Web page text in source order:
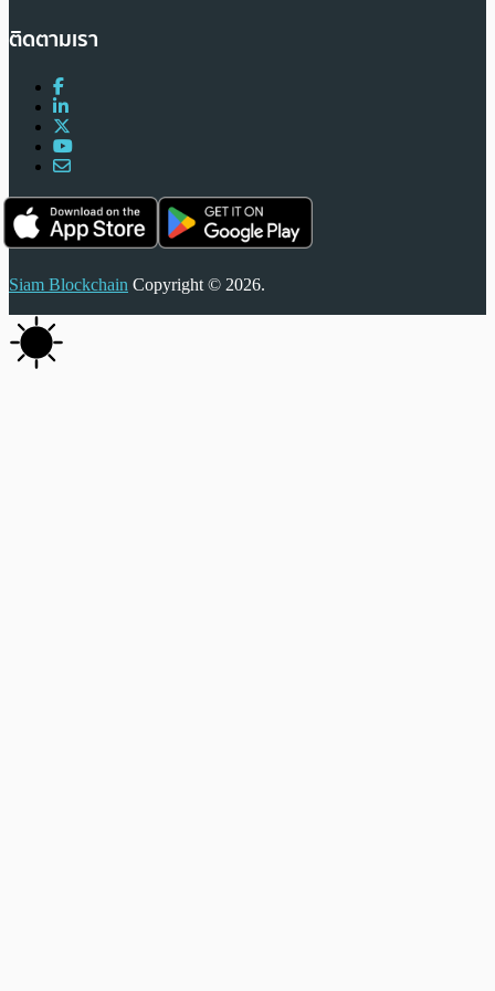
ติดตามเรา
Siam Blockchain Copyright © 2026.